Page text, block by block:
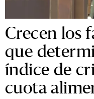
Crecen los
que
índice de
cuota